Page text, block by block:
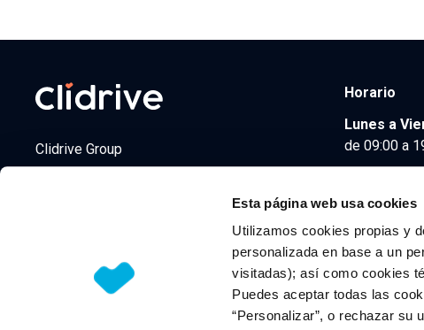
Esta página web usa cookies
Utilizamos cookies propias y
personalizada en base a un
visitadas); así como cookies
Puedes aceptar todas las
“Personalizar”, o rechazar su
Clidrive Group
Horario
Lunes a
de 09:00 a
© 2026 CLIDRIVE CAPITAL, SOCIEDAD LIMITADA. Todos